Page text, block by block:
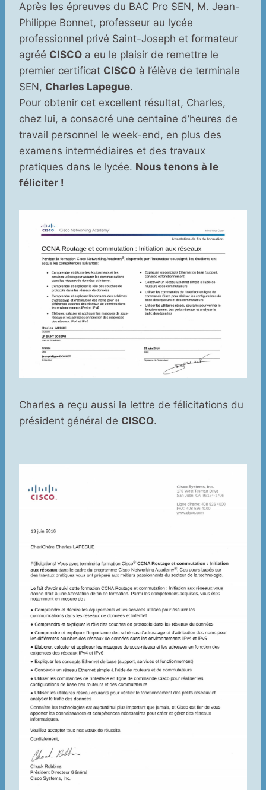
Après les épreuves du BAC Pro SEN, M. Jean-
Philippe Bonnet, professeur au lycée
professionnel privé Saint-Joseph et formateur
agréé CISCO a eu le plaisir de remettre le
premier certificat CISCO à l’élève de terminale
SEN, Charles Lapegue.
Pour obtenir cet excellent résultat, Charles,
chez lui, a consacré une centaine d’heures de
travail personnel le week-end, en plus des
examens intermédiaires et des travaux
pratiques dans le lycée. Nous tenons à le
féliciter !
Charles a reçu aussi la lettre de félicitations du
président général de CISCO.